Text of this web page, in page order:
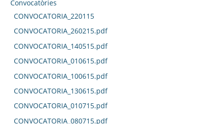
Convocatòries
CONVOCATORIA_220115
CONVOCATORIA_260215.pdf
CONVOCATORIA_140515.pdf
CONVOCATORIA_010615.pdf
CONVOCATORIA_100615.pdf
CONVOCATORIA_130615.pdf
CONVOCATORIA_010715.pdf
CONVOCATORIA_080715.pdf